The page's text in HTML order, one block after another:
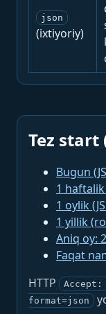
json
(ixtiyoriy)
Tez
Bugun
1 haftalik
1 oylik
1 yillik
Aniq oy:
Faqat
HTTP
format=json